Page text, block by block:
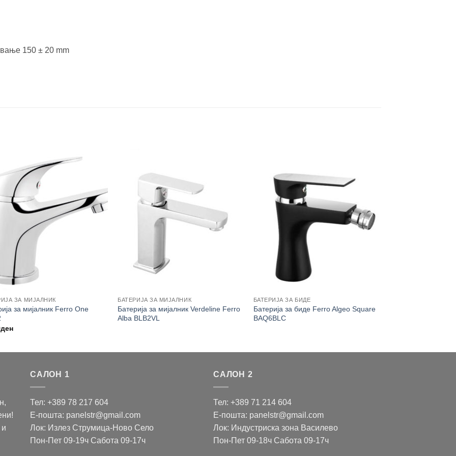
150 ± 20 mm
ЗА МИЈАЛНИК
за мијалник Ferro One
ден
БАТЕРИЈА ЗА МИЈАЛНИК
Батерија за мијалник Verdeline Ferro
Alba BLB2VL
БАТЕРИЈА ЗА БИДЕ
Батерија за биде Ferro Algeo Square
BAQ6BLC
САЛОН 1
Тел: +389 78 217 604
Е-пошта: panelstr@gmail.com
Лок: Излез Струмица-Ново Село
Пон-Пет 09-19ч Сабота 09-17ч
САЛОН 2
Тел: +389 71 214 604
Е-пошта: panelstr@gmail.com
Лок: Индустриска зона Василево
Пон-Пет 09-18ч Сабота 09-17ч